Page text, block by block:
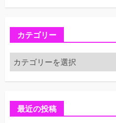
カテゴリー
カ
テ
ゴ
最近の投稿